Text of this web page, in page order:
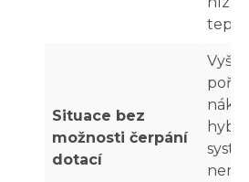
Situace bez
možnosti čerpání
dotací
Vyšší